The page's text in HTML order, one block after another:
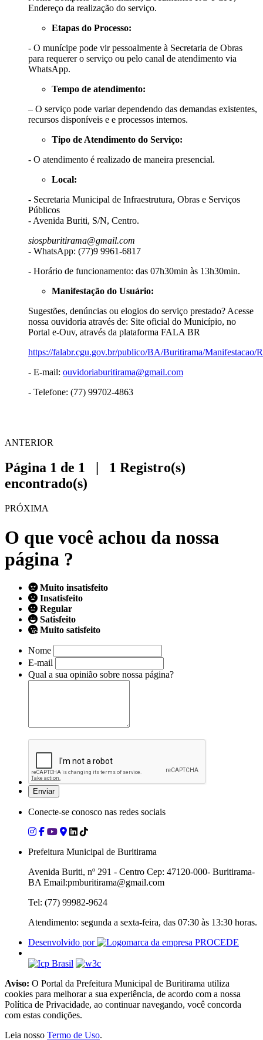
Endereço da realização do serviço.
Etapas do Processo:
- O munícipe pode vir pessoalmente à Secretaria de Obras
para requerer o serviço ou pelo canal de atendimento via
WhatsApp.
Tempo de atendimento:
– O serviço pode variar dependendo das demandas existentes,
recursos disponíveis e e processos internos.
Tipo de Atendimento do Serviço:
- O atendimento é realizado de maneira presencial.
Local:
- Secretaria Municipal de Infraestrutura, Obras e Serviços
Públicos
- Avenida Buriti, S/N, Centro.
siospburitirama@gmail.com
- WhatsApp: (77)9 9961-6817
- Horário de funcionamento: das 07h30min às 13h30min.
Manifestação do Usuário:
Sugestões, denúncias ou elogios do serviço prestado? Acesse
nossa ouvidoria através de: Site oficial do Município, no
Portal e-Ouv, através da plataforma FALA BR
https://falabr.cgu.gov.br/publico/BA/Buritirama/Manifestacao/
- E-mail: ouvidoriaburitirama@gmail.com
- Telefone: (77) 99702-4863
ANTERIOR
Página 1 de 1 | 1 Registro(s)
encontrado(s)
PRÓXIMA
O que você achou da nossa
página ?
Muito insatisfeito
Insatisfeito
Regular
Satisfeito
Muito satisfeito
Nome
E-mail
Qual a sua opinião sobre nossa página?
Conecte-se conosco nas redes sociais
Prefeitura Municipal de Buritirama
Avenida Buriti, nº 291 - Centro Cep: 47120-000- Buritirama-
BA Email:pmburitirama@gmail.com
Tel: (77) 99982-9624
Atendimento: segunda a sexta-feira, das 07:30 às 13:30 horas.
Desenvolvido por
Aviso: O Portal da Prefeitura Municipal de Buritirama utiliza
cookies para melhorar a sua experiência, de acordo com a nossa
Política de Privacidade, ao continuar navegando, você concorda
com estas condições.
Leia nosso Termo de Uso.